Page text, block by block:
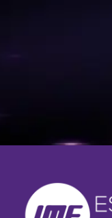
Vive una